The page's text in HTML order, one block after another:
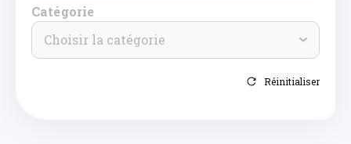
Catégorie
Choisir la catégorie
Réinitialiser